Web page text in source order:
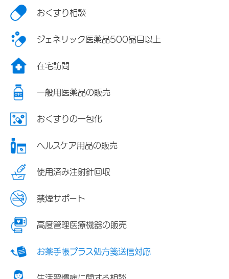
おくすり相談
ジェネリック医薬品500品目以上
在宅訪問
一般用医薬品の販売
おくすりの一包化
ヘルスケア用品の販売
使用済み注射針回収
禁煙サポート
高度管理医療機器の販売
お薬手帳プラス処方箋送信対応